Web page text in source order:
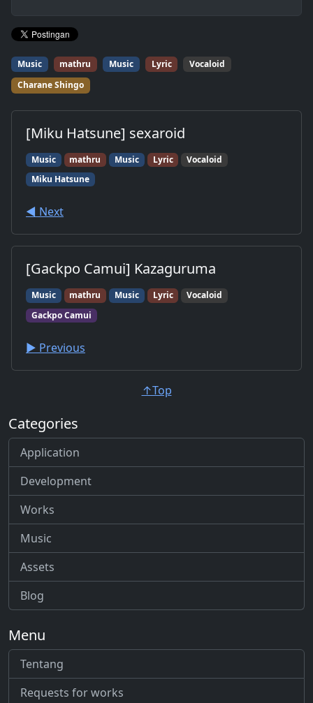
Music mathru Music Lyric
Vocaloid
Charane Shingo
[Miku Hatsune] sexaroid
Music mathru Music Lyric
Vocaloid
Miku Hatsune
◀︎ Next
[Gackpo Camui] Kazaguruma
Music mathru Music Lyric
Vocaloid
Gackpo Camui
▶︎ Previous
↑Top
Categories
Application
Development
Works
Music
Assets
Blog
Menu
Tentang
Requests for works